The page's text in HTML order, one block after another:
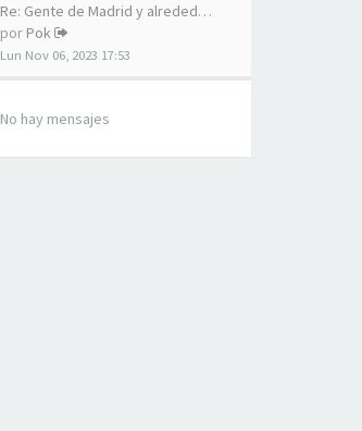
Re: Gente de Madrid y alreded…
por Pok
Lun Nov 06, 2023 17:53
No hay mensajes